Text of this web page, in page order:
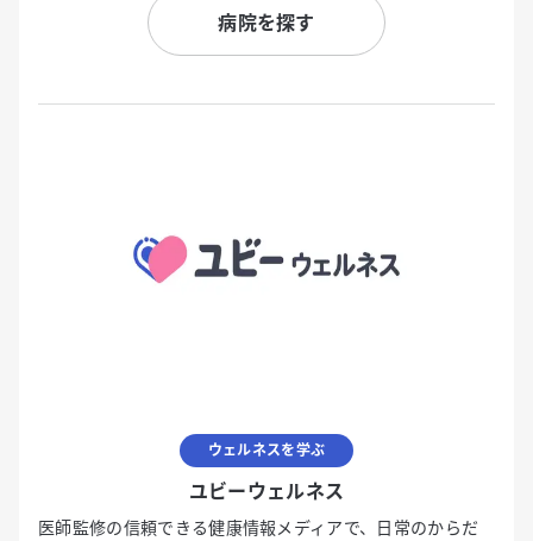
病院を探す
ウェルネスを学ぶ
ユビーウェルネス
医師監修の信頼できる健康情報メディアで、日常のからだ